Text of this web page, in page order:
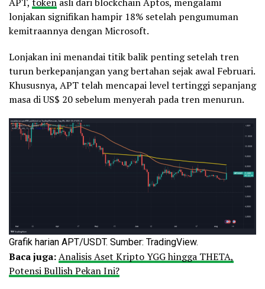
lonjakan signifikan hampir 18% setelah pengumuman
kemitraannya dengan Microsoft.
Lonjakan ini menandai titik balik penting setelah tren
turun berkepanjangan yang bertahan sejak awal Februari.
Khususnya, APT telah mencapai level tertinggi sepanjang
masa di US$ 20 sebelum menyerah pada tren menurun.
Grafik harian APT/USDT. Sumber: TradingView.
Baca juga:Analisis Aset Kripto YGG hingga THETA,
Potensi Bullish Pekan Ini?